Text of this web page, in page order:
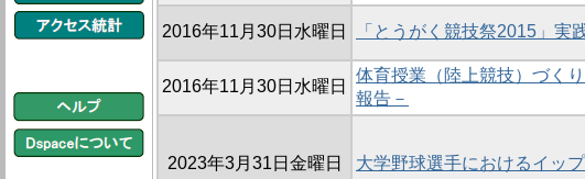
2016年11月30日水曜日 「とうがく競技祭2015」
2016年11月30日水曜日
体育授業（陸上競技）づく
報告－
2023年3月31日金曜日 大学野球選手におけるイッ